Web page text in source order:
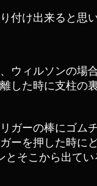
付け出来ると思
ウィルソンの場
した時に支柱の
ガーの棒にゴム
ーを押した時に
とそこから出て